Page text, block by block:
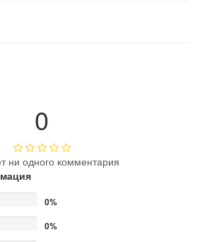
0
ни одного комментария
0%
0%